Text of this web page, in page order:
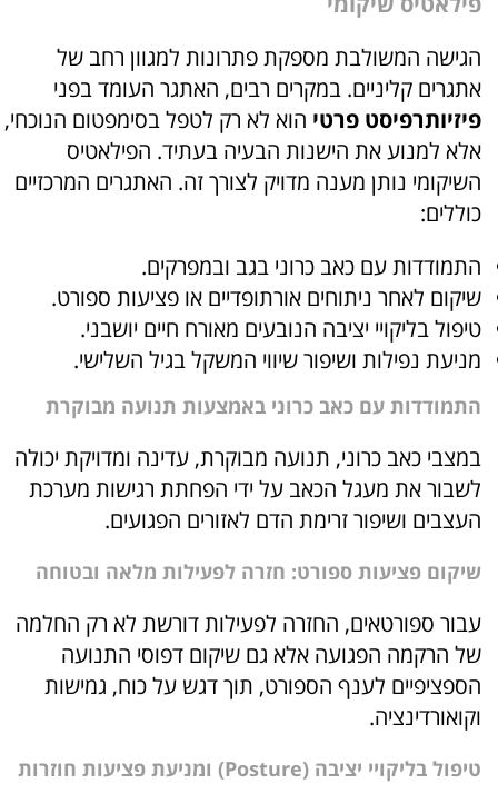
הגישה המשולבת מספקת פתרונות למגוון רחב של
אתגרים קליניים. במקרים רבים, האתגר העומד בפני
פיזיותרפיסט פרטי הוא לא רק לטפל בסימפטום הנוכחי,
אלא למנוע את הישנות הבעיה בעתיד. הפילאטיס
השיקומי נותן מענה מדויק לצורך זה. האתגרים המרכזיים
כוללים:
התמודדות עם כאב כרוני בגב ובמפרקים.
שיקום לאחר ניתוחים אורתופדיים או פציעות ספורט.
טיפול בליקויי יציבה הנובעים מאורח חיים יושבני.
מניעת נפילות ושיפור שיווי המשקל בגיל השלישי.
התמודדות עם כאב כרוני באמצעות תנועה מבוקרת
במצבי כאב כרוני, תנועה מבוקרת, עדינה ומדויקת יכולה
לשבור את מעגל הכאב על ידי הפחתת רגישות מערכת
העצבים ושיפור זרימת הדם לאזורים הפגועים.
שיקום פציעות ספורט: חזרה לפעילות מלאה ובטוחה
עבור ספורטאים, החזרה לפעילות דורשת לא רק החלמה
של הרקמה הפגועה אלא גם שיקום דפוסי התנועה
הספציפיים לענף הספורט, תוך דגש על כוח, גמישות
וקואורדינציה.
טיפול בליקויי יציבה (Posture) ומניעת פציעות חוזרות